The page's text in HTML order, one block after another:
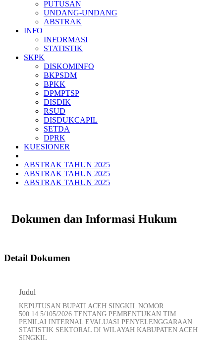
PUTUSAN
UNDANG-UNDANG
ABSTRAK
INFO
INFORMASI
STATISTIK
SKPK
DISKOMINFO
BKPSDM
BPKK
DPMPTSP
DISDIK
RSUD
DISDUKCAPIL
SETDA
DPRK
KUESIONER
ABSTRAK TAHUN 2025
ABSTRAK TAHUN 2025
ABSTRAK TAHUN 2025
Dokumen dan Informasi Hukum
Detail Dokumen
Judul
KEPUTUSAN BUPATI ACEH SINGKIL NOMOR
500.14.5/105/2026 TENTANG PEMBENTUKAN TIM
PENILAI INTERNAL EVALUASI PENYELENGGARAAN
STATISTIK SEKTORAL DI WILAYAH KABUPATEN ACEH
SINGKIL